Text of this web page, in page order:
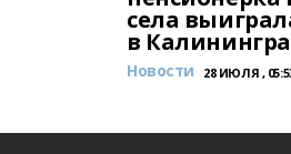
села
в
Новости 28 ИЮЛЯ ,